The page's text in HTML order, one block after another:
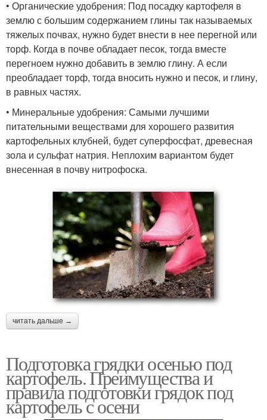
• Органические удобрения: Под посадку картофеля в
землю с большим содержанием глины так называемых
тяжелых почвах, нужно будет внести в нее перегной или
торф. Когда в почве обладает песок, тогда вместе
перегноем нужно добавить в землю глину. А если
преобладает торф, тогда вносить нужно и песок, и глину,
в равных частях.
• Минеральные удобрения: Самыми лучшими
питательными веществами для хорошего развития
картофельных клубней, будет суперфосфат, древесная
зола и сульфат натрия. Неплохим вариантом будет
внесенная в почву нитрофоска.
читать дальше →
Подготовка грядки осенью под
картофель. Преимущества и
правила подготовки грядок под
картофель с осени